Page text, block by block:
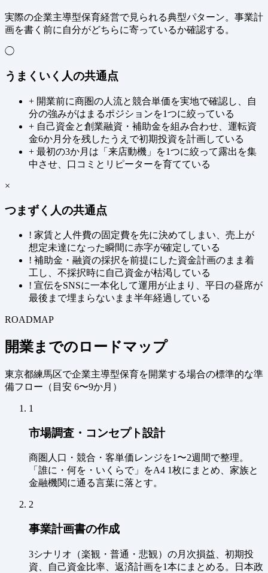
実際の企業主導型保育経営で見られる典型パターン。事業計
画を書く前に自分がどちらに寄っているか確認する。
◯
うまくいく人の共通点
+ 開業前に商圏の人流と競合単価を実地で確認し、自
分の強みがはまるポジションを1つに絞っている
+ 自己資金と創業融資・補助金を組み合わせ、運転資
金6か月分を残したうえで初期投資を計画している
+ 最初の3か月は「来店動機」を1つに絞って露出を集
中させ、口コミとリピーターを育てている
×
つまずく人の共通点
! 家賃と人件費の固定費を先に決めてしまい、売上が
想定未達になった瞬間に赤字が確定している
! 補助金・融資の採択を前提にした資金計画のまま着
工し、不採択時に自己資金が枯渇している
! 宣伝をSNSに一本化して運用が止まり、平日の昼席が
最後まで埋まらないまま半年経過している
ROADMAP
開業までのロードマップ
東京都練馬区で企業主導型保育を開業する場合の標準的な準
備フロー（ 目安 6〜9か月 ）
1
市場調査・コンセプト設計
商圏人口・競合・客単価レンジを1〜2週間で整理。
「誰に・何を・いくらで」をA4 1枚にまとめ、家族と
金融機関に通る言葉に落とす。
2
事業計画書の作成
3シナリオ（楽観・普通・悲観）の月次損益、初期投
資、自己資金比率、返済計画を1本にまとめる。日本政